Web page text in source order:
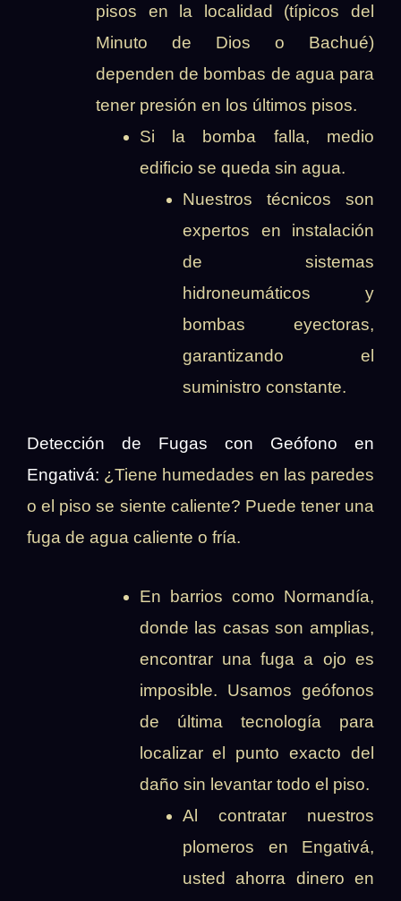
pisos en la localidad (típicos del
Minuto de Dios o Bachué)
dependen de bombas de agua para
tener presión en los últimos pisos.
Si la bomba falla, medio
edificio se queda sin agua.
Nuestros técnicos son
expertos en instalación
de sistemas
hidroneumáticos y
bombas eyectoras,
garantizando el
suministro constante.
Detección de Fugas con Geófono en
Engativá: ¿Tiene humedades en las paredes
o el piso se siente caliente? Puede tener una
fuga de agua caliente o fría.
En barrios como Normandía,
donde las casas son amplias,
encontrar una fuga a ojo es
imposible. Usamos geófonos
de última tecnología para
localizar el punto exacto del
daño sin levantar todo el piso.
Al contratar nuestros
plomeros en Engativá,
usted ahorra dinero en